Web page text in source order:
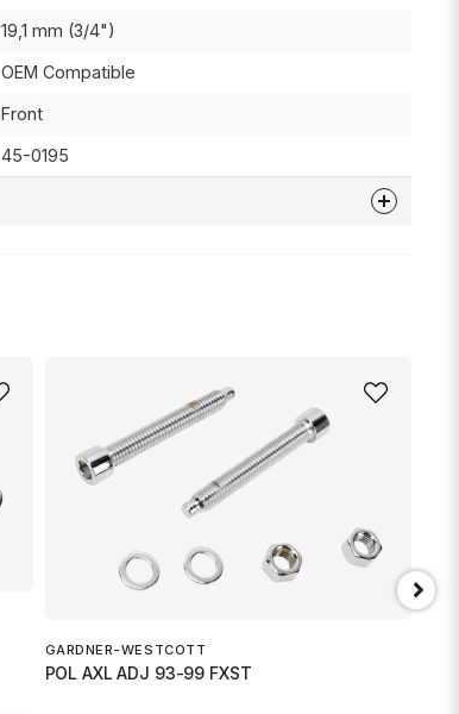
19,1 mm (3/4")
OEM Compatible
Front
45-0195
GARDNER-WESTCOTT
POL AXL ADJ 93-99 FXST